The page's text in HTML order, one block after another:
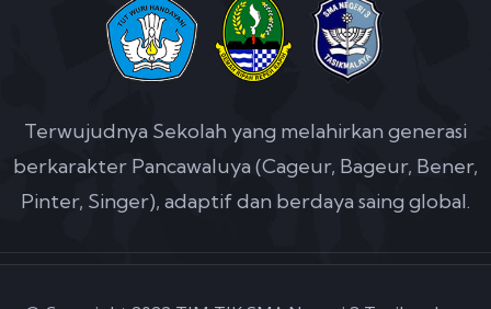
Terwujudnya Sekolah yang melahirkan generasi
berkarakter Pancawaluya (Cageur, Bageur, Bener,
Pinter, Singer), adaptif dan berdaya saing global.